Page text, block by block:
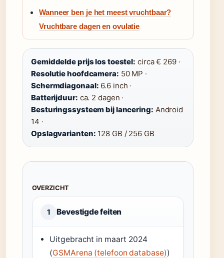
Wanneer ben je het meest vruchtbaar?
Vruchtbare dagen en ovulatie
Gemiddelde prijs los toestel: circa € 269 ·
Resolutie hoofdcamera: 50 MP ·
Schermdiagonaal: 6.6 inch ·
Batterijduur: ca. 2 dagen ·
Besturingssysteem bij lancering: Android
14 ·
Opslagvarianten: 128 GB / 256 GB
OVERZICHT
1 Bevestigde feiten
Uitgebracht in maart 2024
(GSMArena (telefoon database))